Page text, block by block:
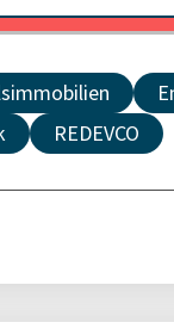
REDEVCO